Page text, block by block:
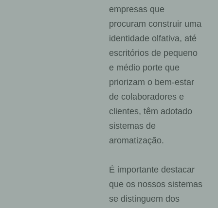
empresas que
procuram construir uma
identidade olfativa, até
escritórios de pequeno
e médio porte que
priorizam o bem-estar
de colaboradores e
clientes, têm adotado
sistemas de
aromatização.
É importante destacar
que os nossos sistemas
se distinguem dos